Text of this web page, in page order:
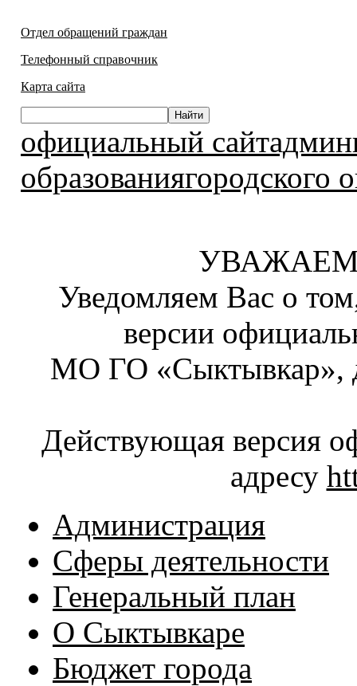
Отдел обращений граждан
Телефонный справочник
Карта сайта
официальный
образованиягородского
Уведомляем Вас о
версии
МО ГО «Сыктывкар»,
Действующая версия
адресу
Администрация
Сферы деятельности
Генеральный план
О Сыктывкаре
Бюджет города